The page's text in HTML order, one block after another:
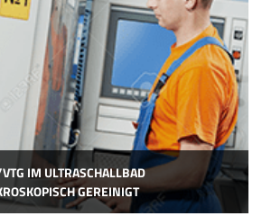
IM ULTRASCHALLBAD
GEREINIGT